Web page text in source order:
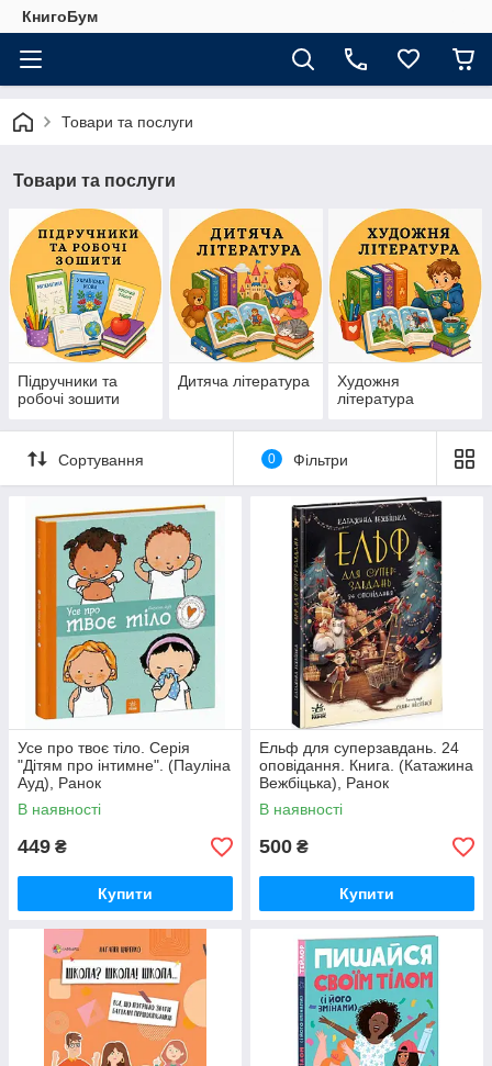
КнигоБум
Товари та послуги
Товари та послуги
Підручники та
робочі зошити
Дитяча література
Художня
література
Сортування 0 Фільтри
Усе про твоє тіло. Серія
"Дітям про інтимне". (Пауліна
Ауд), Ранок
В наявності
449 ₴
Купити
Ельф для суперзавдань. 24
оповідання. Книга. (Катажина
Вежбіцька), Ранок
В наявності
500 ₴
Купити